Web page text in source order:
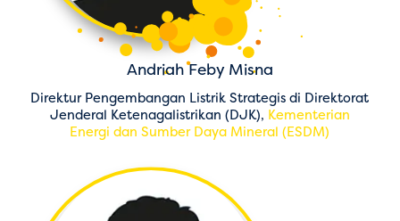
Andriah Feby Misna
Direktur Pengembangan Listrik Strategis di Direktorat
Jenderal Ketenagalistrikan (DJK), Kementerian
Energi dan Sumber Daya Mineral (ESDM)